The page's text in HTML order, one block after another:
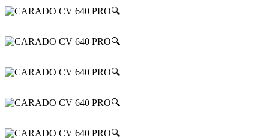
🔍
🔍
🔍
🔍
🔍